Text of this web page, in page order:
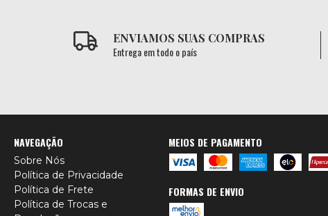
ENVIAMOS SUAS COMPRAS
Entrega em todo o país
NAVEGAÇÃO
Sobre Nós
Política de Privacidade
Política de Frete
Política de Trocas e
MEIOS DE PAGAMENTO
FORMAS DE ENVIO